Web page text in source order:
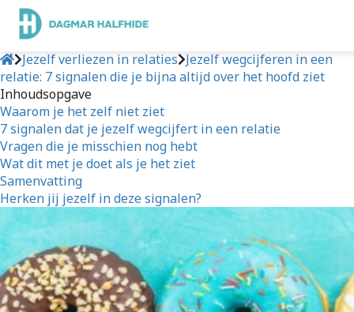
Jezelf verliezen in relaties Jezelf wegcijferen in een
relatie: 7 signalen die je bijna altijd over het hoofd ziet
Inhoudsopgave
Waarom je het zelf niet ziet
7 signalen dat je jezelf wegcijfert in een relatie
Vragen die je misschien nog hebt
Wat dit met je doet als je het ziet
Samenvatting
Herken jij jezelf in deze signalen?